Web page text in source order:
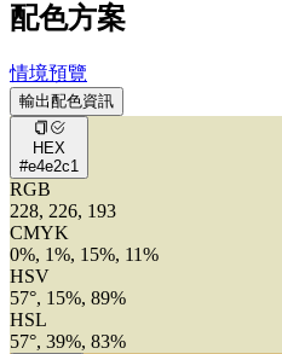
配色方案
情境預覽
輸出配色資訊
HEX
#e4e2c1
RGB
228, 226, 193
CMYK
0%, 1%, 15%, 11%
HSV
57°, 15%, 89%
HSL
57°, 39%, 83%